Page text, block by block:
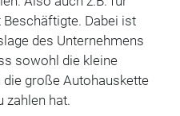
Dabei ist
des Unternehmens
sowohl die kleine
große Autohauskette
zahlen hat.